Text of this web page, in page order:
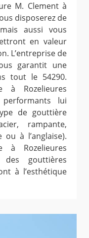
M. Clement à
disposerez de
aussi vous
en valeur
L’entreprise de
garantit une
tout le 54290.
à Rozelieures
lui
de gouttière
rampante,
ou à l’anglaise).
à Rozelieures
gouttières
à l’esthétique